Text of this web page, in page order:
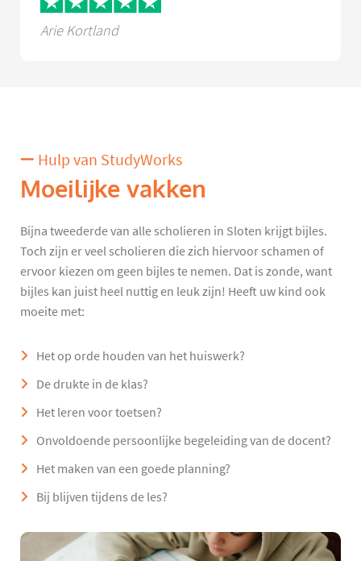
Arie Kortland
Hulp van StudyWorks
Moeilijke vakken
Bijna tweederde van alle scholieren in Sloten krijgt bijles.
Toch zijn er veel scholieren die zich hiervoor schamen of
ervoor kiezen om geen bijles te nemen. Dat is zonde, want
bijles kan juist heel nuttig en leuk zijn! Heeft uw kind ook
moeite met:
Het op orde houden van het huiswerk?
De drukte in de klas?
Het leren voor toetsen?
Onvoldoende persoonlijke begeleiding van de docent?
Het maken van een goede planning?
Bij blijven tijdens de les?